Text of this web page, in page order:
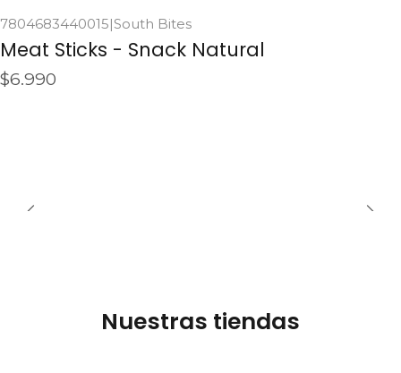
Agotado
7804683440015|South Bites
Meat Sticks - Snack Natural
$6.990
Nuestras tiendas